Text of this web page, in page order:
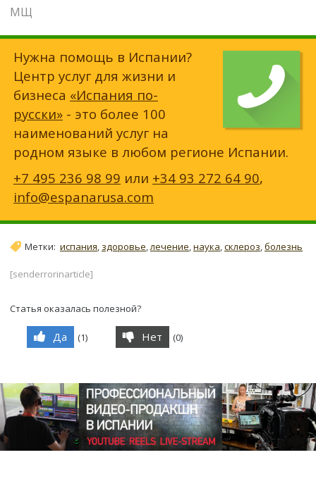
МЩ
Нужна помощь в Испании?
Центр услуг для жизни и
бизнеса «Испания по-
русски» - это более 100
наименований услуг на
родном языке в любом регионе Испании.
+7 495 236 98 99 или +34 93 272 64 90,
info@espanarusa.com
Метки: испания, здоровье,лечение,наука,склероз,болезнь
[senderrorinarticle]
Статья оказалась полезной?
Да (1) Нет (0)